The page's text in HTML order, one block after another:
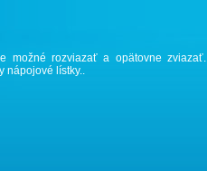
možné rozviazať a opätovne zviazať.
nápojové lístky..